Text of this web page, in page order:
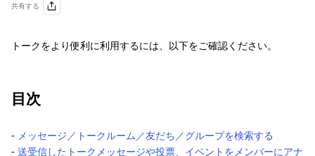
共有する
トークをより便利に利用するには、以下をご確認ください。
目次
‐ メッセージ／トークルーム／友だち／グループを検索する
‐ 送受信したトークメッセージや投票、イベントをメンバーにアナ